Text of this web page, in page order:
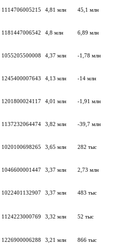
1114706005215 4,81 млн 45,1 млн
1181447006542 4,8 млн 6,89 млн
1055205500008 4,37 млн -1,78 млн
1245400007643 4,13 млн -14 млн
1201800024117 4,01 млн -1,91 млн
1137232064474 3,82 млн -39,7 млн
1020100698265 3,65 млн 282 тыс
1046600001447 3,37 млн 2,73 млн
1022401132907 3,37 млн 483 тыс
1124223000769 3,32 млн 52 тыс
1226900006288 3,21 млн 866 тыс